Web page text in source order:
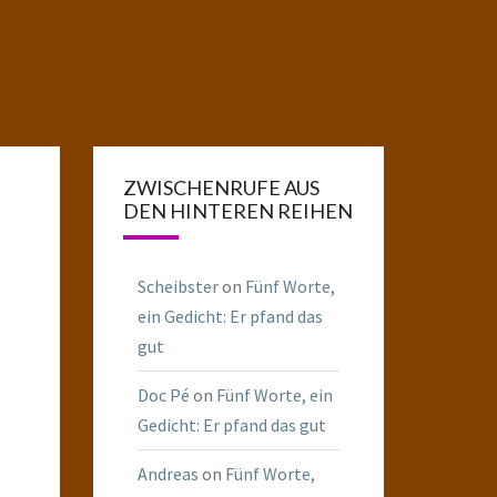
ZWISCHENRUFE AUS
DEN HINTEREN REIHEN
Scheibsteron Fünf Worte,
ein Gedicht: Er pfand das
gut
Doc Pé on Fünf Worte, ein
Gedicht: Er pfand das gut
Andreas on Fünf Worte,